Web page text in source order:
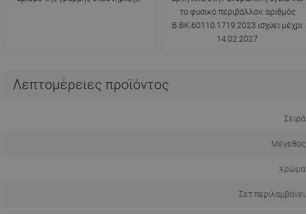
το φυσικό περιβάλλον. αριθμός
B.BK.60110.1719.2023 ισχύει μέχρι
14.02.2027
Λεπτομέρειες προϊόντος
Σειρά
Μέγεθος
Χρώμα
Σετ περιλαμβάνει